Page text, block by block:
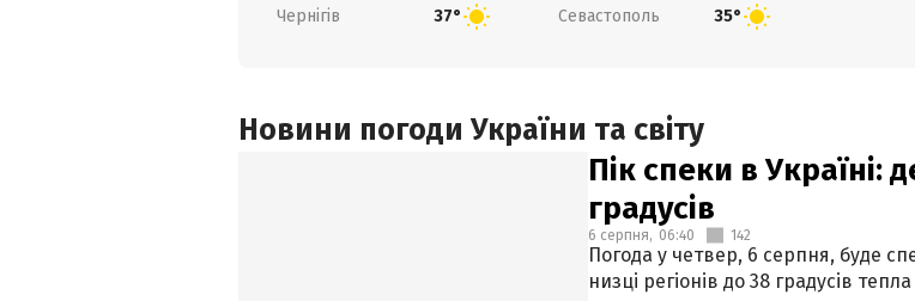
Чернігів 37° Севастополь 35°
Новини погоди України та світу
Пік спеки в Україні:
градусів
6 серпня, 06:40 142
Погода у четвер, 6 серпня, буде
низці регіонів до 38 градусів